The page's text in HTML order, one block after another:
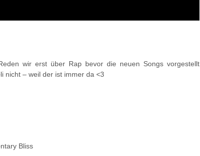
wir erst über Rap bevor die neuen Songs vorgestellt
nicht – weil der ist immer da <3
Bliss